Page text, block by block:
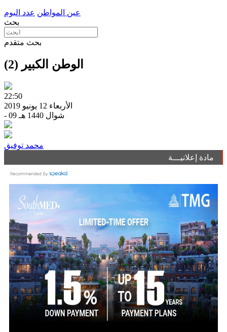
عين المواطن عدد اليوم
بحث
بحث متقدم
الوطن الكبير (2)
22:50
الأربعاء 12 يونيو 2019
- 09 شوال 1440 هـ
محمد توفيق
مادة إعلانيـــة